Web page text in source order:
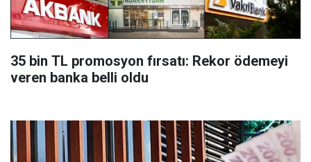
35 bin TL promosyon fırsatı: Rekor ödemeyi
veren banka belli oldu